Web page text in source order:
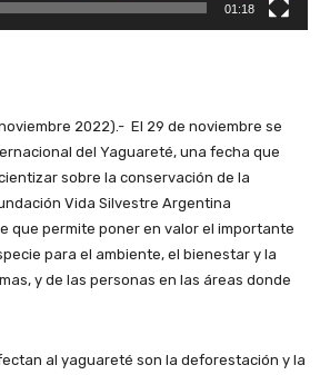
01:18
2022).- El 29 de noviembre se
del Yaguareté, una fecha que
sobre la conservación de la
Vida Silvestre Argentina
que permite poner en valor el importante
para el ambiente, el bienestar y la
y de las personas en las áreas donde
al yaguareté son la deforestación y la